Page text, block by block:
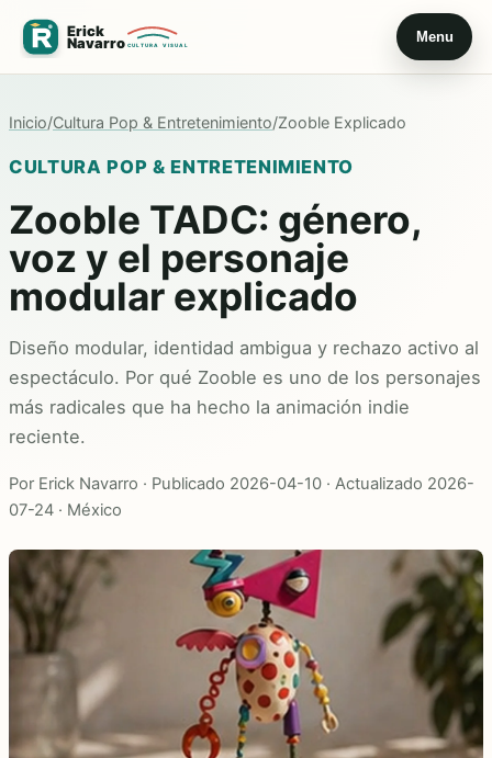
Menu
Inicio/Cultura Pop & Entretenimiento/Zooble Explicado
CULTURA POP & ENTRETENIMIENTO
Zooble TADC: género,
voz y el personaje
modular explicado
Diseño modular, identidad ambigua y rechazo activo al
espectáculo. Por qué Zooble es uno de los personajes
más radicales que ha hecho la animación indie
reciente.
Por Erick Navarro · Publicado 2026-04-10 · Actualizado 2026-
07-24 · México